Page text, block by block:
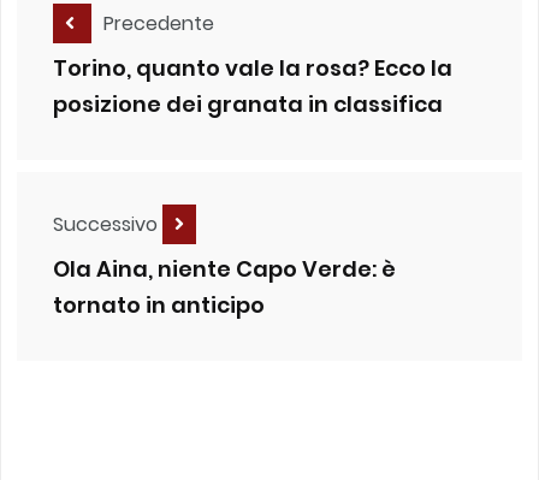
Precedente
Torino, quanto vale la rosa? Ecco la
posizione dei granata in classifica
Successivo
Ola Aina, niente Capo Verde: è
tornato in anticipo